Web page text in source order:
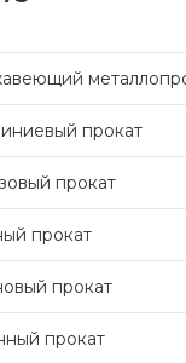
прокат
прокат
прокат
прокат
прокат